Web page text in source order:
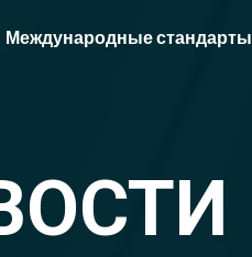
Международные стандарты
You are here: